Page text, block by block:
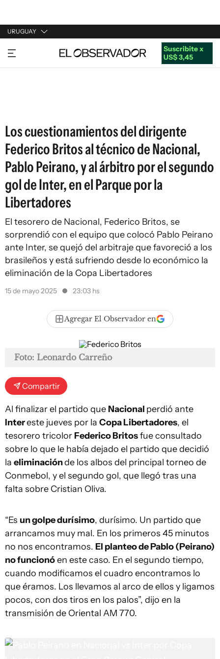
URUGUAY
URUGUAY
ARGENTINA
Suscribite x
US$ 3,45
Los cuestionamientos del dirigente
Federico Britos al técnico de Nacional,
Pablo Peirano, y al árbitro por el segundo
gol de Inter, en el Parque por la
Libertadores
El tesorero de Nacional, Federico Britos, se
sorprendió con el equipo que colocó Pablo Peirano
ante Inter, se quejó del arbitraje que favoreció a los
brasileños y está sufriendo desde lo económico la
eliminación de la Copa Libertadores
15 de mayo 2025 23:03 hs
Agregar El Observador en
Foto: Leonardo Carreño
Compartir
Al finalizar el partido que Nacional perdió ante
Intereste jueves por la Copa Libertadores, el
tesorero tricolor Federico Britosfue consultado
sobre lo que le había dejado el partido que decidió
la eliminaciónde los albos del principal torneo de
Conmebol, y el segundo gol, que llegó tras una
falta sobre Cristian Oliva.
“Es un golpe durísimo, durísimo. Un partido que
arrancamos muy mal. En los primeros 45 minutos
no nos encontramos. El planteo de Pablo (Peirano)
no funcionóen este caso. En el segundo tiempo,
cuando modificamos el cuadro encontramos lo
que éramos. Los llevamos al arco de ellos y ligamos
pocos, con dos tiros en los palos”, dijo en la
transmisión de Oriental AM 770.